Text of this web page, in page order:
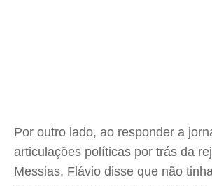
Por outro lado, ao responder a
articulações políticas por trás da
Messias, Flávio disse que não